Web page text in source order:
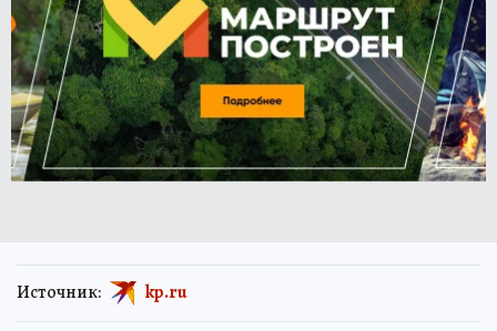
Источник: kp.ru